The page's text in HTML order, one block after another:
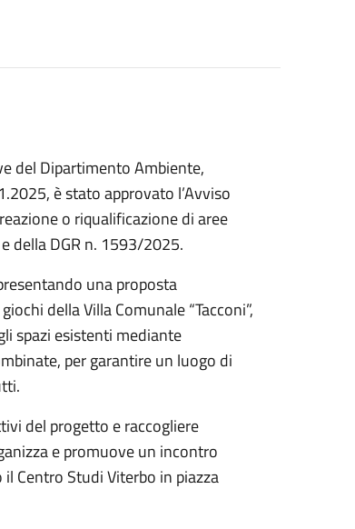
del Dipartimento Ambiente,
è stato approvato l’Avviso
o riqualificazione di aree
della DGR n. 1593/2025.
una proposta
della Villa Comunale “Tacconi”,
spazi esistenti mediante
per garantire un luogo di
del progetto e raccogliere
e promuove un incontro
Centro Studi Viterbo in piazza